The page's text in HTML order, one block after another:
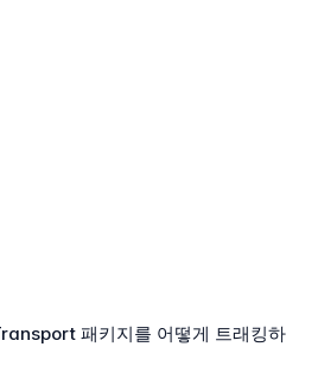
패키지를 어떻게 트래킹하